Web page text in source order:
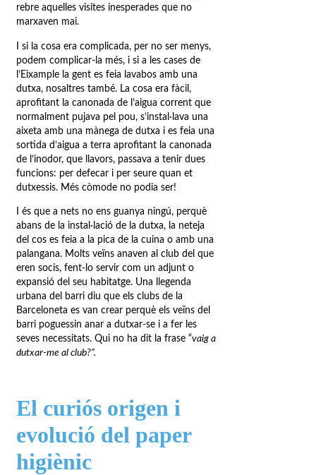
rebre aquelles visites inesperades que no
marxaven mai.
I si la cosa era complicada, per no ser menys,
podem complicar-la més, i si a les cases de
l’Eixample la gent es feia lavabos amb una
dutxa, nosaltres també. La cosa era fàcil,
aprofitant la canonada de l’aigua corrent que
normalment pujava pel pou, s’instal·lava una
aixeta amb una mànega de dutxa i es feia una
sortida d’aigua a terra aprofitant la canonada
de l’inodor, que llavors, passava a tenir dues
funcions: per defecar i per seure quan et
dutxessis. Més còmode no podia ser!
I és que a nets no ens guanya ningú, perquè
abans de la instal·lació de la dutxa, la neteja
del cos es feia a la pica de la cuina o amb una
palangana. Molts veïns anaven al club del que
eren socis, fent-lo servir com un adjunt o
expansió del seu habitatge. Una llegenda
urbana del barri diu que els clubs de la
Barceloneta es van crear perquè els veïns del
barri poguessin anar a dutxar-se i a fer les
seves necessitats. Qui no ha dit la frase “vaig a
dutxar-me al club?”.
El curiós origen i
evolució del paper
higiènic